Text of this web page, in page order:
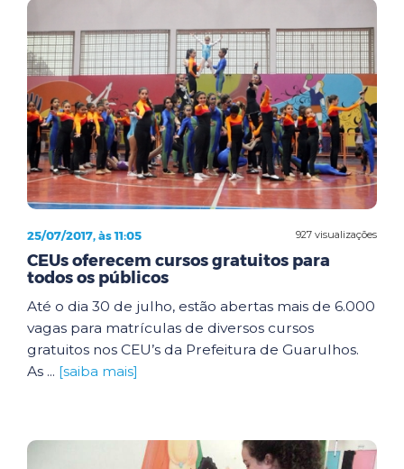
927 visualizações
25/07/2017, às 11:05
CEUs oferecem cursos gratuitos para
todos os públicos
Até o dia 30 de julho, estão abertas mais de 6.000
vagas para matrículas de diversos cursos
gratuitos nos CEU’s da Prefeitura de Guarulhos.
As ... [saiba mais]